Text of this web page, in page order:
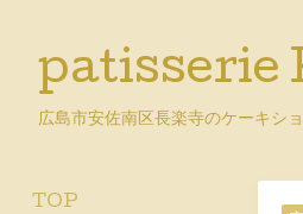
patisserie
広島市安佐南区長楽寺のケーキシ
TOP